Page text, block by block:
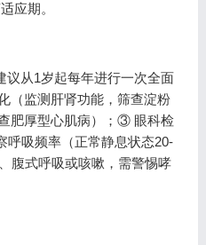
应期。
议从1岁起每年进行一次全面
（监测肝肾功能，筛查淀粉
肥厚型心肌病）；③ 眼科检
呼吸频率（正常静息状态20-
腹式呼吸或咳嗽，需警惕哮